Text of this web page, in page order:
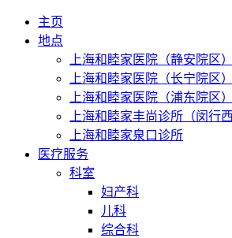
主页
地点
上海和睦家医院（静安院区）
上海和睦家医院（长宁院区）
上海和睦家医院（浦东院区）
上海和睦家丰尚诊所（闵行西
上海和睦家泉口诊所
医疗服务
科室
妇产科
儿科
综合科